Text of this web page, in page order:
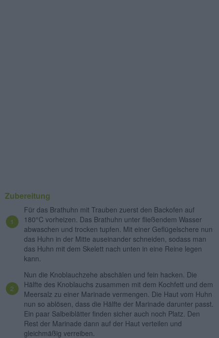
Zubereitung
Für das Brathuhn mit Trauben zuerst den Backofen auf
180°C vorheizen. Das Brathuhn unter fließendem Wasser
abwaschen und trocken tupfen. Mit einer Geflügelschere nun
das Huhn in der Mitte auseinander schneiden, sodass man
das Huhn mit dem Skelett nach unten in eine Reine legen
kann.
Nun die Knoblauchzehe abschälen und fein hacken. Die
Hälfte des Knoblauchs zusammen mit dem Kochfett und dem
Meersalz zu einer Marinade vermengen. Die Haut vom Huhn
nun so ablösen, dass die Hälfte der Marinade darunter passt.
Ein paar Salbeiblätter finden sicher auch noch Platz. Den
Rest der Marinade dann auf der Haut verteilen und
gleichmäßig verreiben.